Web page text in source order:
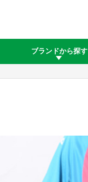
ブランドから探す